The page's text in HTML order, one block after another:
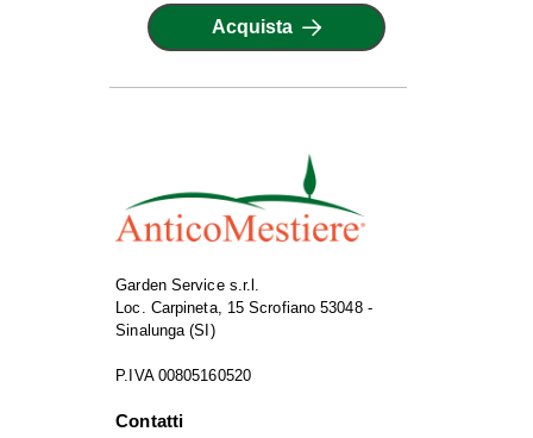
Acquista
Garden Service s.r.l.
Loc. Carpineta, 15 Scrofiano 53048 -
Sinalunga (SI)
P.IVA 00805160520
Contatti